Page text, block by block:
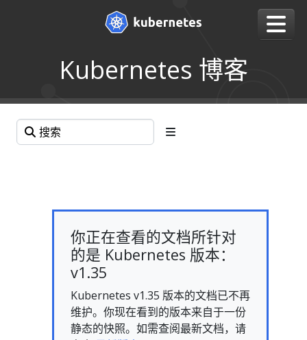
Kubernetes 博客
你正在查看的文档所针对
的是 Kubernetes 版本：
v1.35
Kubernetes v1.35 版本的文档已不再
维护。你现在看到的版本来自于一份
静态的快照。如需查阅最新文档，请